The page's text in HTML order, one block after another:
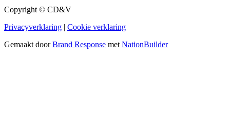
Copyright © CD&V
Privacyverklaring | Cookie verklaring
Gemaakt doorBrand Response met NationBuilder